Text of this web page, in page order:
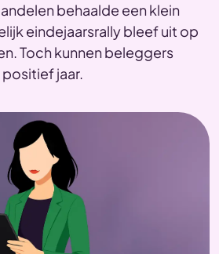
behaalde een klein
eindejaarsrally bleef uit op
Toch kunnen beleggers
jaar.